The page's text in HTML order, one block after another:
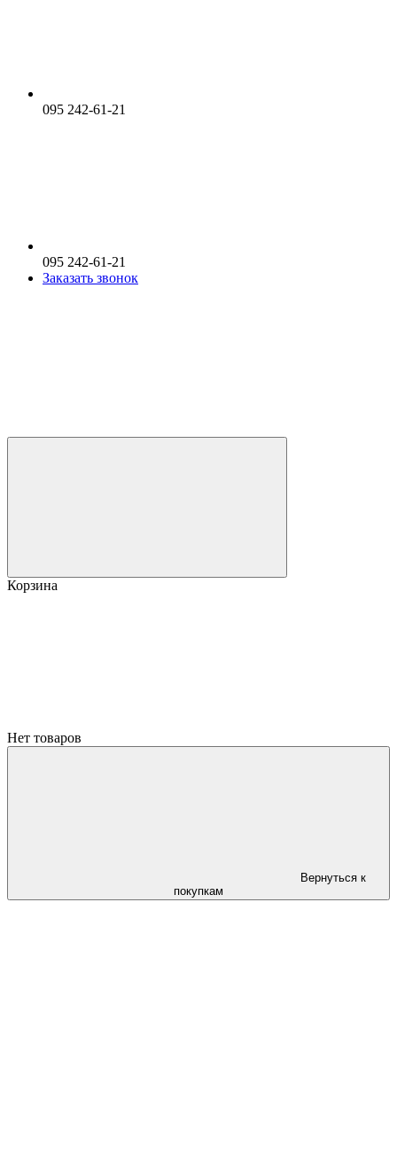
095 242-61-21
095 242-61-21
Заказать звонок
Корзина
Нет товаров
Вернуться к
покупкам